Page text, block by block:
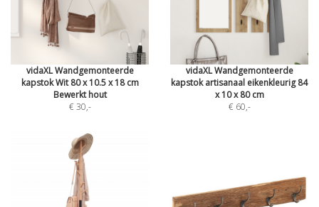
vidaXL Wandgemonteerde
kapstok Wit 80 x 10.5 x 18 cm
Bewerkt hout
€ 30,-
vidaXL Wandgemonteerde
kapstok artisanaal eikenkleurig 84
x 10 x 80 cm
€ 60,-